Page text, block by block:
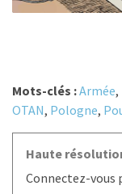
Mots-clés :Armée,
OTAN, Pologne,
Haute
Connectez-vous